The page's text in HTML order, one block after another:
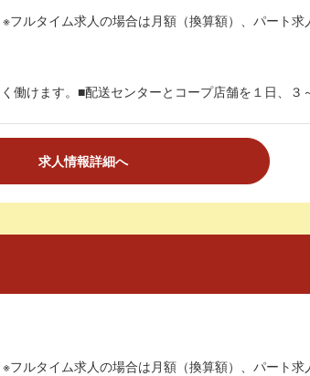
フルタイム求人の場合は月額（換算額）、パート求
働けます。■配送センターとコープ店舗を１日、３
求人情報詳細へ
フルタイム求人の場合は月額（換算額）、パート求